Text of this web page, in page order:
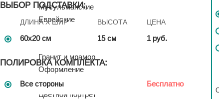
Мусульманские
Еврейские
Гранит и мрамор
Оформление
Портрет
Цветной портрет
ВЫБОР ПОДСТАВКИ:
ДЛИНА X ШИР ВЫСОТА ЦЕНА
60x20 см 15 см 1 руб.
ПОЛИРОВКА КОМПЛЕКТА:
Все стороны Бесплатно